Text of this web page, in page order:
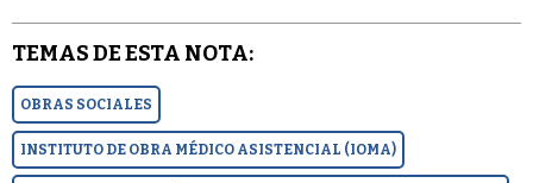
TEMAS DE ESTA NOTA:
OBRAS SOCIALES
INSTITUTO DE OBRA MÉDICO ASISTENCIAL (IOMA)